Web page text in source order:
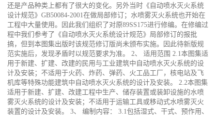
还是产品种类上都有了很大的变化。另外当时《自动喷水灭火系统
设计规范》GB50084-2001在做局部修订；水喷雾灭火系统也开始在
工程中大量使用。因此我们组织了对原89SS175进行修编。在修编过
程中我们参考了《自动喷水灭火系统设计规范》局部修订的报批
搞，但到本图集出版时该规范修订版尚未颁布实施。因此待新版规
范实施后，发现矛盾时以规范要求为准。 2、 适用范围 2.1本图集适
用于新建、扩建、改建的民用与工业建筑中自动喷水灭火系统的设
计及安装；不适用于火药、炸药、弹药、火工品工厂，核电站及飞
机库等特殊功能建筑中自动喷水灭火系统的设计及安装。 2.2本图集
适用于新建、扩建、改建工程中生产、储存装置或装卸设施的水喷
雾灭火系统的设计及安装；不适用于运输工具或移动式水喷雾灭火
装置的设计及安装。 3、 编制内容： 3.1包括湿式、干式、预作用、